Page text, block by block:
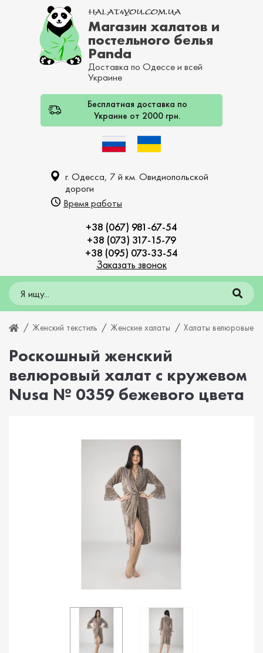
Магазин халатов и
постельного белья
Panda
Доставка по Одессе и всей
Украине
Бесплатная доставка по
Украине от 2000 грн.
г. Одесса, 7 й км. Овидиопольской
дороги
Время работы
+38 (067) 981-67-54
+38 (073) 317-15-79
+38 (095) 073-33-54
Заказать звонок
Женский текстиль Женские халаты Халаты велюровые
Роскошный женский
велюровый халат с кружевом
Nusa № 0359 бежевого цвета